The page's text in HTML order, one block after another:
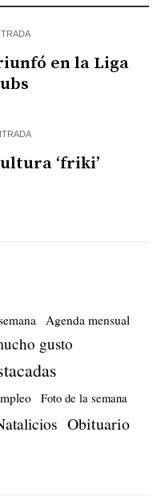
en la Liga
‘friki’
Agenda mensual
gusto
Foto de la semana
Obituario